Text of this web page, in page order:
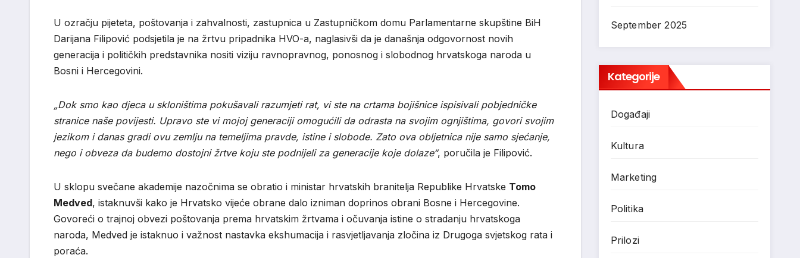
U ozračju pijeteta, poštovanja i zahvalnosti, zastupnica u Zastupničkom domu Parlamentarne skupštine BiH
Darijana Filipović podsjetila je na žrtvu pripadnika HVO-a, naglasivši da je današnja odgovornost novih
generacija i političkih predstavnika nositi viziju ravnopravnog, ponosnog i slobodnog hrvatskoga naroda u
Bosni i Hercegovini.
„Dok smo kao djeca u skloništima pokušavali razumjeti rat, vi ste na crtama bojišnice ispisivali pobjedničke
stranice naše povijesti. Upravo ste vi mojoj generaciji omogućili da odrasta na svojim ognjištima, govori svojim
jezikom i danas gradi ovu zemlju na temeljima pravde, istine i slobode. Zato ova obljetnica nije samo sjećanje,
nego i obveza da budemo dostojni žrtve koju ste podnijeli za generacije koje dolaze“, poručila je Filipović.
U sklopu svečane akademije nazočnima se obratio i ministar hrvatskih branitelja Republike Hrvatske Tomo
Medved, istaknuvši kako je Hrvatsko vijeće obrane dalo izniman doprinos obrani Bosne i Hercegovine.
Govoreći o trajnoj obvezi poštovanja prema hrvatskim žrtvama i očuvanja istine o stradanju hrvatskoga
naroda, Medved je istaknuo i važnost nastavka ekshumacija i rasvjetljavanja zločina iz Drugoga svjetskog rata i
poraća.
September 2025
Kategorije
Događaji
Kultura
Marketing
Politika
Prilozi